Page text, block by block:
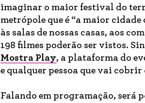
imaginar o maior festival do
metrópole que é “a maior
às salas de nossas casas, aos
198 filmes poderão ser vistos.
Mostra Play, a plataforma do
e qualquer pessoa que vai
Falando em programação, será